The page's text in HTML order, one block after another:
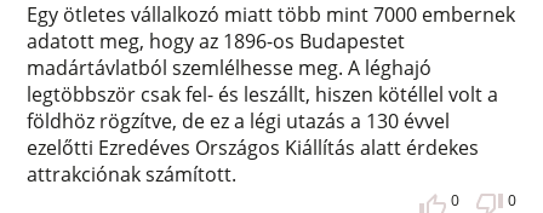
Egy ötletes vállalkozó miatt több mint 7000 embernek
adatott meg, hogy az 1896-os Budapestet
madártávlatból szemlélhesse meg. A léghajó
legtöbbször csak fel- és leszállt, hiszen kötéllel volt a
földhöz rögzítve, de ez a légi utazás a 130 évvel
ezelőtti Ezredéves Országos Kiállítás alatt érdekes
attrakciónak számított.
0 0